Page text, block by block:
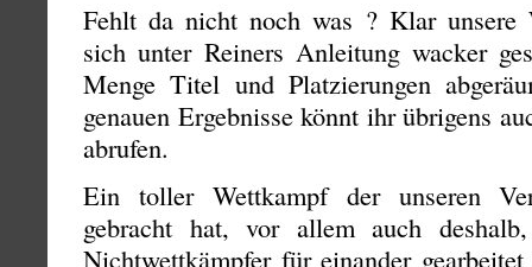
Fehlt da nicht noch was ? Klar unsere
sich unter Reiners Anleitung wacker
Menge Titel und Platzierungen
genauen Ergebnisse könnt ihr übrigens
abrufen.
Ein toller Wettkampf der unseren
gebracht hat, vor allem auch
Nichtwettkämpfer für einander